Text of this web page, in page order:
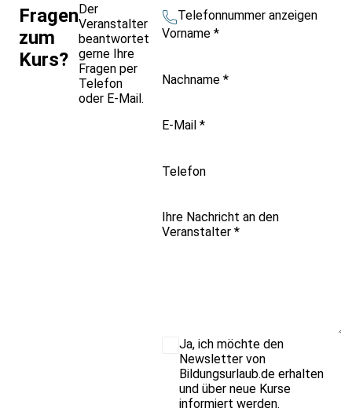
Fragen
zum
Kurs?
Der
Veranstalter
beantwortet
gerne Ihre
Fragen per
Telefon
oder E-Mail.
Telefonnummer anzeigen
Vorname *
Nachname *
E-Mail *
Telefon
Ihre Nachricht an den
Veranstalter *
Ja, ich möchte den
Newsletter von
Bildungsurlaub.de erhalten
und über neue Kurse
informiert werden.